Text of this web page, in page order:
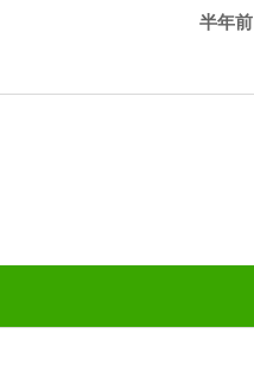
半年前